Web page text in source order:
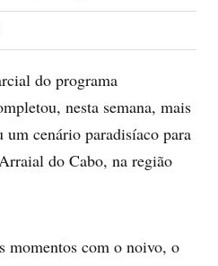
do programa
nesta semana, mais
um cenário paradisíaco para
do Cabo, na região
momentos com o noivo, o